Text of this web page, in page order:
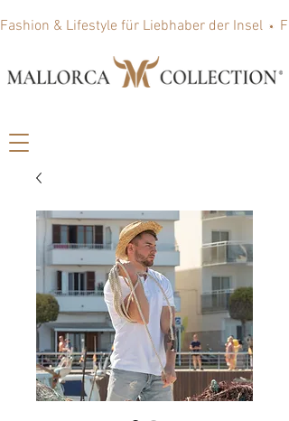
Fashion & Lifestyle für Liebhaber der Insel